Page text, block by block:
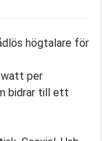
högtalare för
per
bidrar till ett